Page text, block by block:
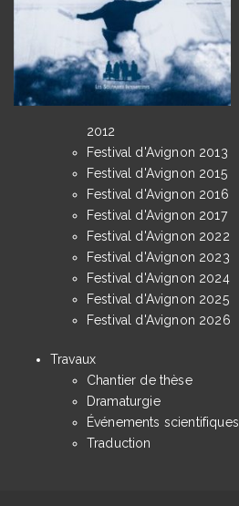
2012
Festival d'Avignon 2013
Festival d'Avignon 2015
Festival d'Avignon 2016
Festival d'Avignon 2017
Festival d'Avignon 2022
Festival d'Avignon 2023
Festival d'Avignon 2024
Festival d'Avignon 2025
Festival d'Avignon 2026
Travaux
Chantier de thèse
Dramaturgie
Événements scientifiques
Traduction